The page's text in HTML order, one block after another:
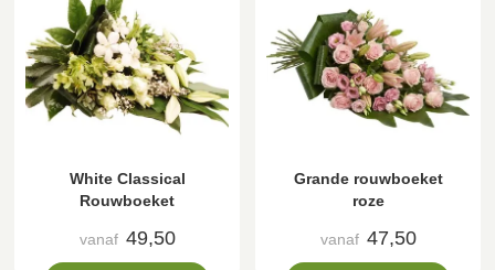
White Classical
Rouwboeket
vanaf 49,50
Grande rouwboeket
roze
vanaf 47,50